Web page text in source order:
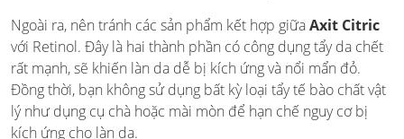
Ngoài ra, nên tránh các sản phẩm kết hợp giữaAxit Citric
với Retinol. Đây là hai thành phần có công dụng tẩy da chết
rất mạnh, sẽ khiến làn da dễ bị kích ứng và nổi mẩn đỏ.
Đồng thời, bạn không sử dụng bất kỳ loại tẩy tế bào chất vật
lý như dụng cụ chà hoặc mài mòn để hạn chế nguy cơ bị
kích ứng cho làn da.